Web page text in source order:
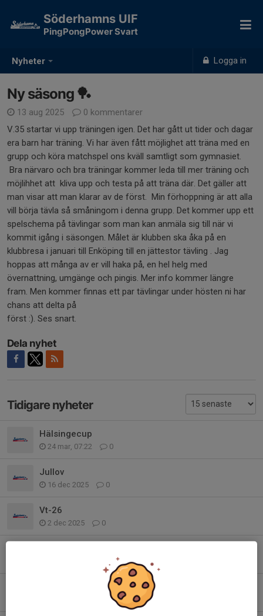
Nyheter Logga in
Söderhamns UIF
PingPongPower Svart
Ny säsong 🏓
13 aug 2025
0 kommentarer
V.35 startar vi upp träningen igen. Det har gått ut tider och dagar
era barn har träning. Vi har även fått möjlighet att träna med en
grupp och köra matchspel ons kväll samtligt som gymnasiet.
Bra närvaro och bra träningar kommer leda till mer träning och
möjlihhet att kliva upp och testa på att träna där. Det gäller att
man visar att man klarar av de först. Min förhoppning är att alla
vill börja tävla så småningom i denna grupp. Det kommer upp ett
spelschema på tävlingar som man kan anmäla sig till när vi
kommit igång i säsongen. Målet är klubben ska åka på en
klubbresa i januari till Enköping till en jättestor tävling . Jag
hoppas att många av er vill haka på, en hel helg med
övernattning, umgänge och pingis. Mer info kommer längre
fram. Men kommer finnas ett par tävlingar under hösten ni har
chans att delta på
först :). Ses snart.
Dela nyhet
Tidigare nyheter
Hälsingecup
24 mar, 07:22 0
Jullov
16 dec 2025 0
Vt-26
2 dec 2025 0